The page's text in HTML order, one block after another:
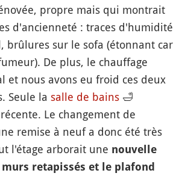
propre mais qui montrait
d'ancienneté : traces d'humidité
brûlures sur le sofa (étonnant car
De plus, le chauffage
et nous avons eu froid ces deux
Seule la salle de bains 🛁
Le changement de
remise à neuf a donc été très
l'étage arborait une nouvelle
retapissés et le plafond